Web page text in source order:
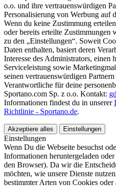
o.o. und ihre vertrauenswürdigen
Personalisierung von Werbung auf
Wenn du keine Zustimmung
oder bereits erteilte Zustimmungen
zu den „Einstellungen“. Soweit
Daten enthalten, basiert deren
Interesse des Administrators, einen
Serviceleistung sowie
seinen vertrauenswürdigen
Verantwortliche für deine
Sportano.com Sp. z o.o. Kontakt:
Informationen findest du in unserer
Richtlinie - Sportano.de.
Akzeptiere alles Einstellungen
Einstellungen
Wenn Du die Webseite besuchst
Informationen heruntergeladen
den Browser). Da wir die
möchten, wie unsere Dienste
bestimmter Arten von Cookies